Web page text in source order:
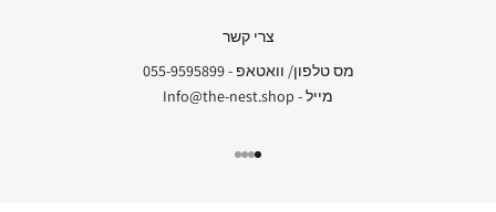
צרי קשר
מס טלפון/ וואטאפ -055-9595899
מייל - Info@the-nest.shop
עבור לפריט 1
עבור לפריט 2
עבור לפריט 3
עבור לפריט 4